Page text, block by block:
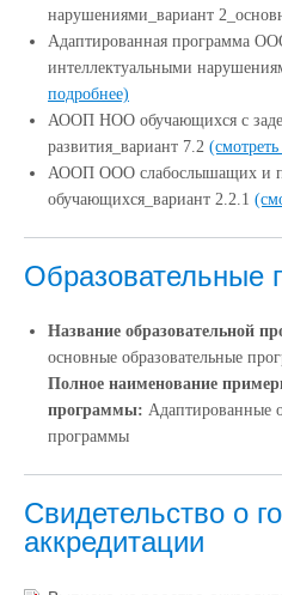
нарушениями_вариант
Адаптированная программа
интеллектуальными
подробнее)
АООП НОО обучающихся с
развития_вариант 7.2
АООП ООО слабослышащих и
обучающихся_вариант 2.2.1
Образовательные
Название образовательной
основные образовательные
Полное наименование
программы: Адаптированные
программы
Свидетельство о
аккредитации